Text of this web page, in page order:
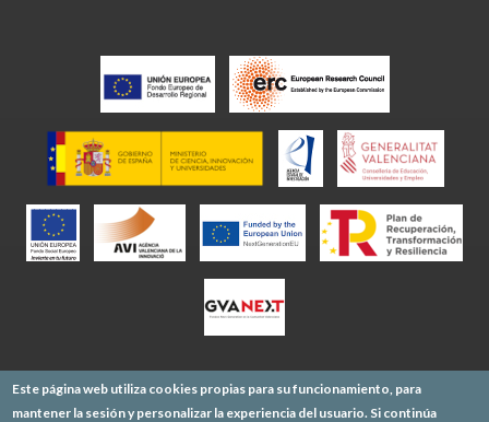
Este página web utiliza cookies propias para su funcionamiento, para
mantener la sesión y personalizar la experiencia del usuario. Si continúa